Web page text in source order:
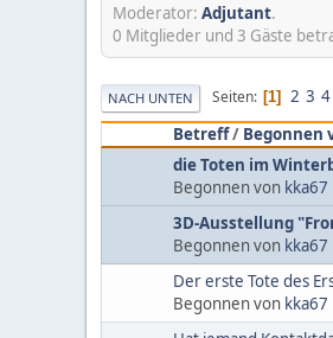
Moderator: Adjutant.
0 Mitglieder und 3 Gäste
NACH UNTEN Seiten 1 2 3 4
Betreff/ Begonnen
die Toten im
Begonnen von kka67
3D-Ausstellung
Begonnen von kka67
Der erste Tote des
Begonnen von kka67